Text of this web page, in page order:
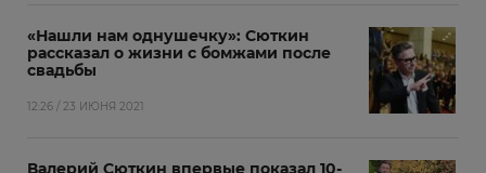
«Нашли нам однушечку»: Сюткин
рассказал о жизни с бомжами после
свадьбы
12:26 / 23 ИЮНЯ 2021
Валерий Сюткин впервые показал 10-